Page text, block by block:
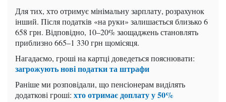
Для тих, хто отримує мінімальну зарплату, розрахунок
інший. Після податків «на руки» залишається близько 6
658 грн. Відповідно, 10–20% заощаджень становлять
приблизно 665–1 330 грн щомісяця.
Нагадаємо, гроші на картці доведеться пояснювати:
загрожують нові податки та штрафи
Раніше ми розповідали, що пенсіонерам виділять
додаткові гроші: хто отримає доплату у 50%